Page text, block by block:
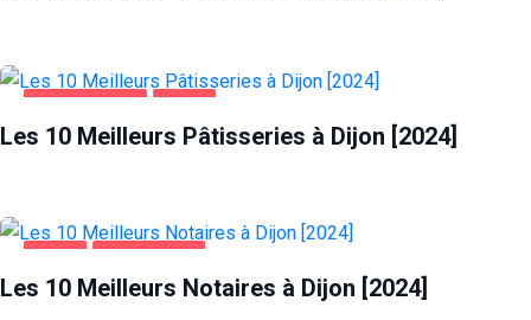
ALIMENTATION DIJON
Les 10 Meilleurs Pâtisseries à Dijon [2024]
DIJON ENTREPRISES
Les 10 Meilleurs Notaires à Dijon [2024]